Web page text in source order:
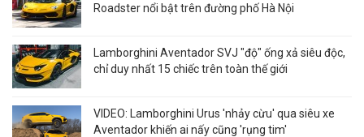
Roadster nổi bật trên đường phố Hà Nội
Lamborghini Aventador SVJ "độ" ống xả siêu độc,
chỉ duy nhất 15 chiếc trên toàn thế giới
VIDEO: Lamborghini Urus 'nhảy cừu' qua siêu xe
Aventador khiến ai nấy cũng 'rụng tim'